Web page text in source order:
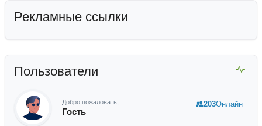
Рекламные ссылки
Пользователи
Добро пожаловать,
Гость
203Онлайн